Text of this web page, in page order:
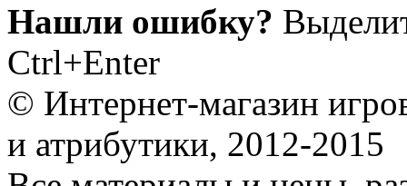
Нашли ошибку?
Ctrl+Enter
© Интернет-магазин
и атрибутики, 2012-2015